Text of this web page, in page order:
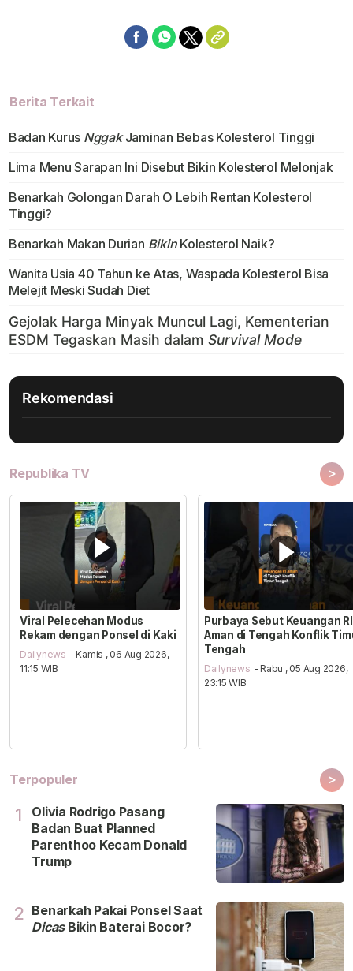
Berita Terkait
Badan Kurus NggakJaminan Bebas Kolesterol Tinggi
Lima Menu Sarapan Ini Disebut Bikin Kolesterol Melonjak
Benarkah Golongan Darah O Lebih Rentan Kolesterol
Tinggi?
Benarkah Makan Durian BikinKolesterol Naik?
Wanita Usia 40 Tahun ke Atas, Waspada Kolesterol Bisa
Melejit Meski Sudah Diet
Rekomendasi
Republika TV >
Viral Pelecehan Modus
Rekam dengan Ponsel di Kaki
Dailynews - Kamis , 06 Aug 2026,
11:15 WIB
Purbaya Sebut Keuangan RI
Aman di Tengah Konflik
Tengah
Dailynews - Rabu , 05 Aug 2026,
23:15 WIB
Terpopuler >
1
Olivia Rodrigo Pasang
Badan Buat Planned
Parenthoo Kecam Donald
Trump
2 Benarkah Pakai Ponsel Saat
DicasBikin Baterai Bocor?